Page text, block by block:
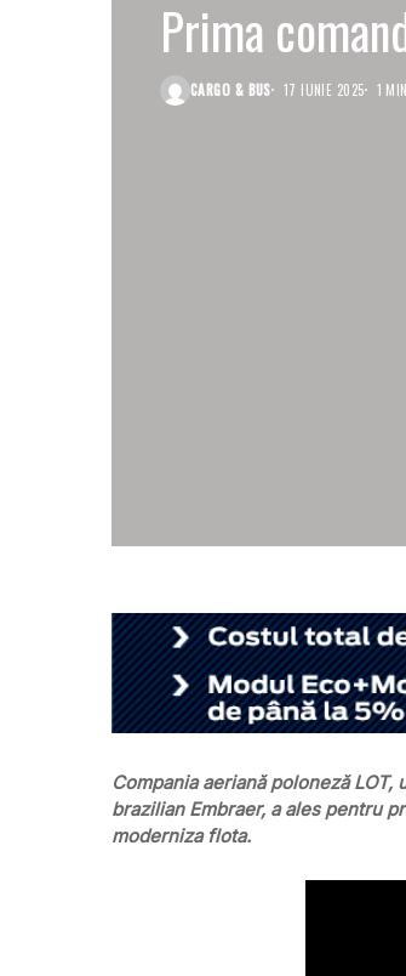
Prima
CARGO & BUS 17 IUNIE 2025 1 MIN.
Compania aeriană poloneză
brazilian Embraer, a ales pentru
moderniza flota.